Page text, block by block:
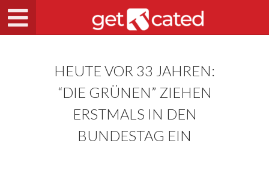
HEUTE VOR 33 JAHREN:
“DIE GRÜNEN” ZIEHEN
ERSTMALS IN DEN
BUNDESTAG EIN